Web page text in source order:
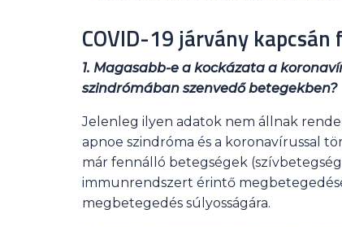
COVID-19 járvány
1. Magasabb-e a kockázata a
szindrómában szenvedő betegekben?
Jelenleg ilyen adatok nem állnak
apnoe szindróma és a koronavírussal
már fennálló betegségek
immunrendszert érintő
megbetegedés súlyosságára.